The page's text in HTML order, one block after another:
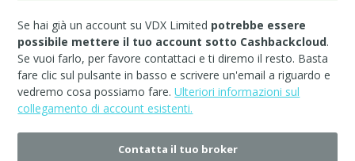
Se hai già un account su VDX Limited potrebbe essere
possibile mettere il tuo account sotto Cashbackcloud.
Se vuoi farlo, per favorecontattaci e ti diremo il resto. Basta
fare clic sul pulsante in basso e scrivere un'email a riguardo e
vedremo cosa possiamo fare.Ulteriori informazioni sul
collegamento di account esistenti.
Contatta il tuo broker